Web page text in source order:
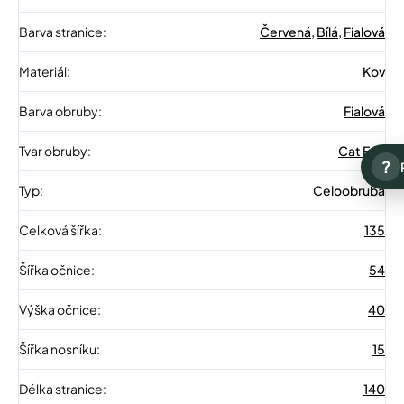
Barva stranice: Červená, Bílá, Fialová
Materiál: Kov
Barva obruby: Fialová
Tvar obruby: Cat Eye
Typ: Celoobruba
Celková šířka: 135
Šířka očnice: 54
Výška očnice: 40
Šířka nosníku: 15
Délka stranice: 140
?